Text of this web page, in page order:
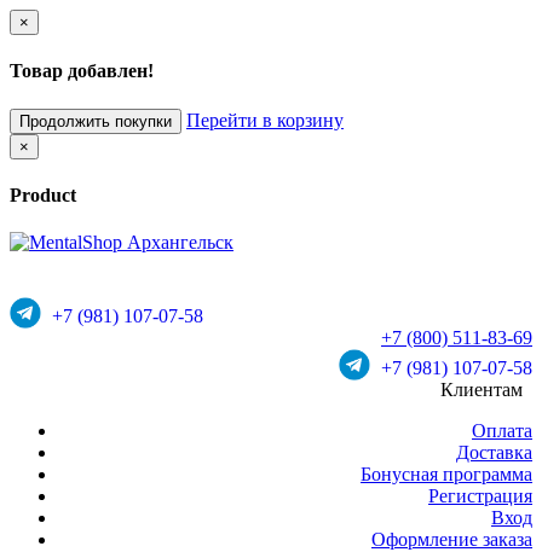
×
Товар добавлен!
Продолжить покупки Перейти в корзину
×
Product
+7 (981) 107-07-58
+7 (800) 511-83-69
+7 (981) 107-07-58
Клиентам
Оплата
Доставка
Бонусная программа
Регистрация
Вход
Оформление заказа